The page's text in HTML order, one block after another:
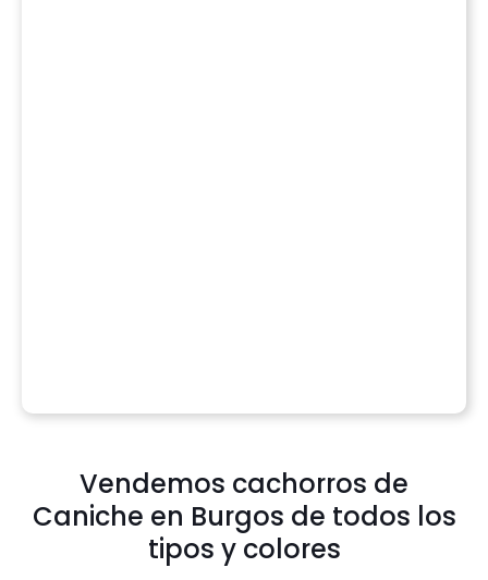
Vendemos cachorros de
Caniche en Burgos de todos los
tipos y colores